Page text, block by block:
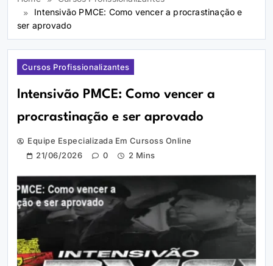
Intensivão PMCE: Como vencer a procrastinação e
ser aprovado
Cursos Profissionalizantes
Intensivão PMCE: Como vencer a
procrastinação e ser aprovado
Equipe Especializada Em Cursoss Online
21/06/2026
0 2 Mins